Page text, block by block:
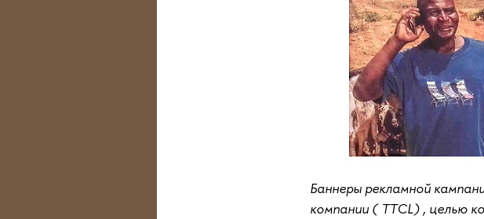
Баннеры рекламной
компании ( TTCL) , целью